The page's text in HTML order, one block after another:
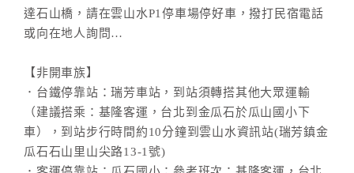
達石山橋，請在雲山水P1停車場停好車，撥打民宿電話
或向在地人詢問…
【非開車族】
．台鐵停靠站：瑞芳車站，到站須轉搭其他大眾運輸
（建議搭乘：基隆客運，台北到金瓜石於瓜山國小下
車），到站步行時間約10分鐘到雲山水資訊站(瑞芳鎮金
瓜石石山里山尖路13-1號)